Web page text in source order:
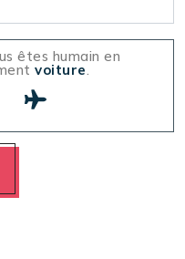
êtes humain en
voiture.